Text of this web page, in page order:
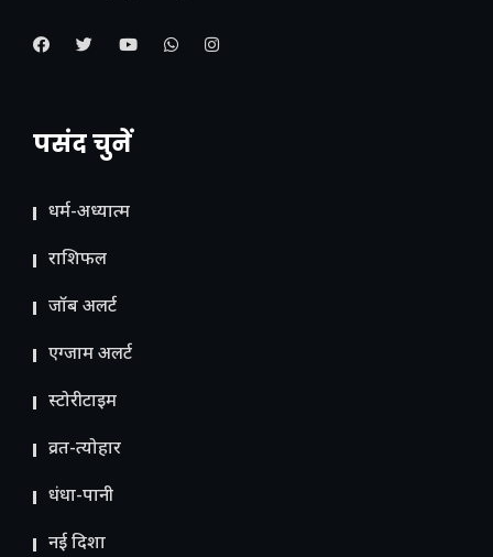
पसंद चुनें
धर्म-अध्यात्म
राशिफल
जॉब अलर्ट
एग्जाम अलर्ट
स्टोरीटाइम
व्रत-त्योहार
धंधा-पानी
नई दिशा